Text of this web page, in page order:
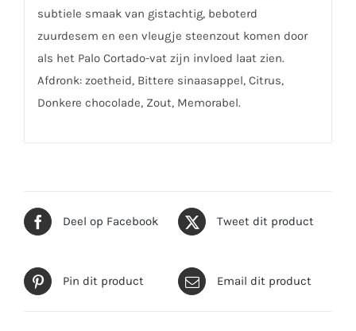
subtiele smaak van gistachtig, beboterd
zuurdesem en een vleugje steenzout komen door
als het Palo Cortado-vat zijn invloed laat zien.
Afdronk: zoetheid, Bittere sinaasappel, Citrus,
Donkere chocolade, Zout, Memorabel.
Deel op Facebook Tweet dit product
Pin dit product Email dit product